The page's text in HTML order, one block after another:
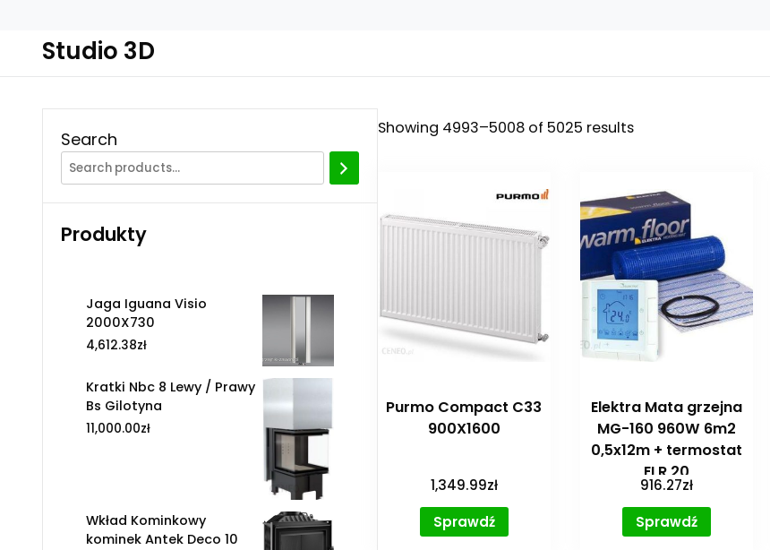
Studio 3D
Showing 4993–5008 of 5025 results
Purmo Compact C33
900X1600
1,349.99zł
Sprawdź
Elektra Mata grzejna
MG-160 960W 6m2
0,5x12m + termostat
ELR 20
916.27zł
Sprawdź
Search
Produkty
Jaga Iguana Visio
2000X730
4,612.38zł
Kratki Nbc 8 Lewy / Prawy
Bs Gilotyna
11,000.00zł
Wkład Kominkowy
kominek Antek Deco 10